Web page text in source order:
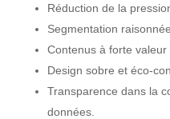
Réduction de la
Segmentation
Contenus à forte valeur
Design sobre et éco-
Transparence dans la
données.